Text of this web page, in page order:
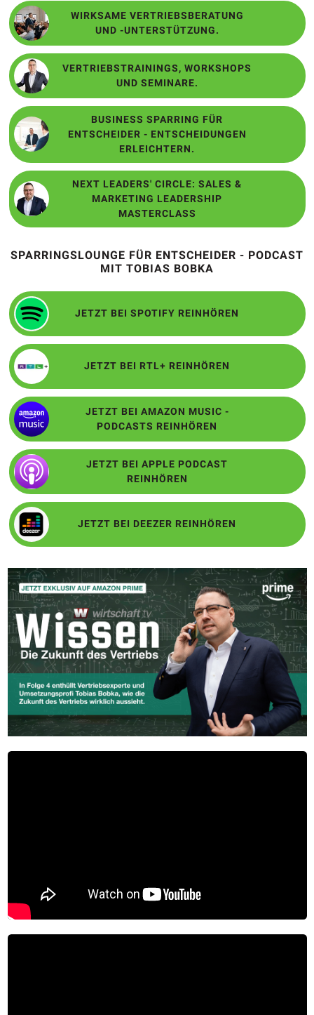
WIRKSAME VERTRIEBSBERATUNG
UND -UNTERSTÜTZUNG.
VERTRIEBSTRAININGS, WORKSHOPS
UND SEMINARE.
BUSINESS SPARRING FÜR
ENTSCHEIDER - ENTSCHEIDUNGEN
ERLEICHTERN.
NEXT LEADERS' CIRCLE: SALES &
MARKETING LEADERSHIP
MASTERCLASS
SPARRINGSLOUNGE FÜR ENTSCHEIDER - PODCAST
MIT TOBIAS BOBKA
JETZT BEI SPOTIFY REINHÖREN
JETZT BEI RTL+ REINHÖREN
JETZT BEI AMAZON MUSIC -
PODCASTS REINHÖREN
JETZT BEI APPLE PODCAST
REINHÖREN
JETZT BEI DEEZER REINHÖREN